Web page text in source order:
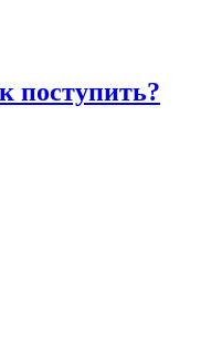
поступить?